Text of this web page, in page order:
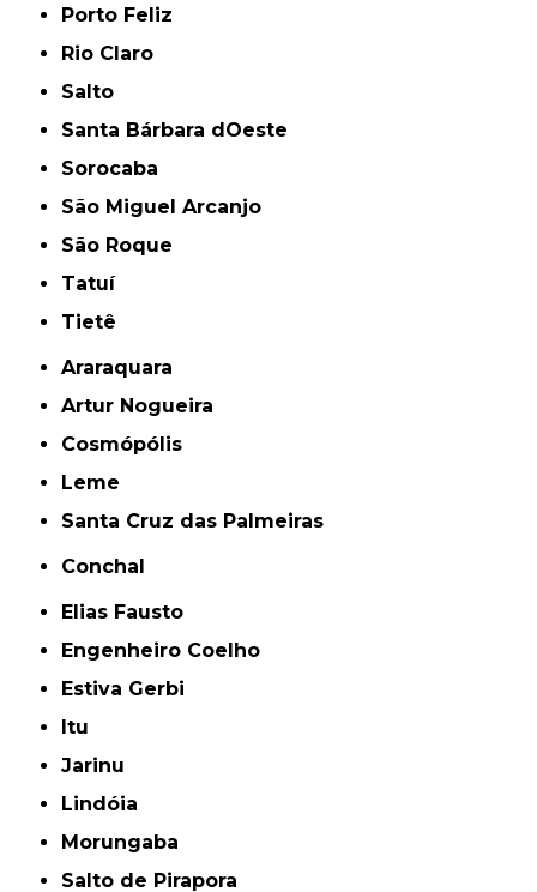
Porto Feliz
Rio Claro
Salto
Santa Bárbara dOeste
Sorocaba
São Miguel Arcanjo
São Roque
Tatuí
Tietê
Araraquara
Artur Nogueira
Cosmópólis
Leme
Santa Cruz das Palmeiras
Conchal
Elias Fausto
Engenheiro Coelho
Estiva Gerbi
Itu
Jarinu
Lindóia
Morungaba
Salto de Pirapora